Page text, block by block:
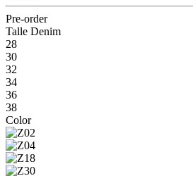
Pre-order
Talle Denim
28
30
32
34
36
38
Color